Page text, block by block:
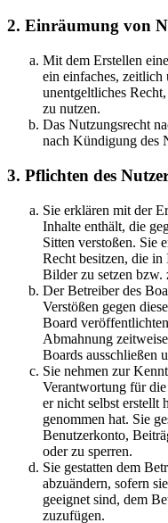
2. Einräumung von
Mit dem Erstellen
ein einfaches, zeitlich
unentgeltliches
zu nutzen.
Das Nutzungsrecht
nach Kündigung des
3. Pflichten des
Sie erklären mit der
Inhalte enthält, die
Sitten verstoßen. Sie
Recht besitzen, die
Bilder zu setzen bzw.
Der Betreiber des
Verstößen gegen
Board
Abmahnung
Boards ausschließen
Sie nehmen zur
Verantwortung für
er nicht selbst erstellt
genommen hat. Sie
Benutzerkonto,
oder zu sperren.
Sie gestatten dem
abzuändern, sofern
geeignet sind, dem
zuzufügen.